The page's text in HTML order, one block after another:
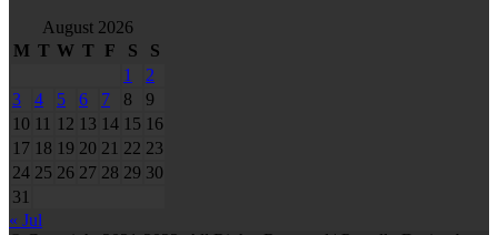
August 2026
M T W T F S
S
1
2
3
4 5 6 7 8
9
10 11 12 13 14 15 16
17 18 19 20 21 22 23
24 25 26 27 28 29 30
31
« Jul